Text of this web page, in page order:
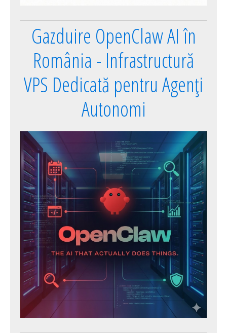
Gazduire OpenClaw AI în
România - Infrastructură
VPS Dedicată pentru Agenți
Autonomi